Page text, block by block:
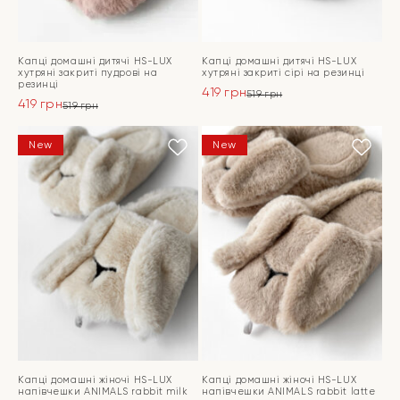
Капці домашні дитячі HS-LUX
хутрянi закриті пудрові на
резинці
519грн
ціна:
519 грн.
419 грн
ціна:
419 грн.
ПЕРЕЙТИ
Капці домашні дитячі HS-LUX
хутряні закриті сірі на резинці
519грн
519 грн.
419 грн
419 грн.
ПЕРЕЙТИ
New
Капці домашні жіночі HS-LUX
напiвчешки ANIMALS rabbit milk
New
Капці домашні жіночі HS-LUX
напiвчешки ANIMALS rabbit latte